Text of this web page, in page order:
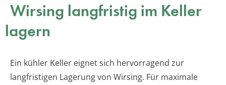
Wirsing langfristig im Keller
lagern
Ein kühler Keller eignet sich hervorragend zur
langfristigen Lagerung von Wirsing. Für maximale